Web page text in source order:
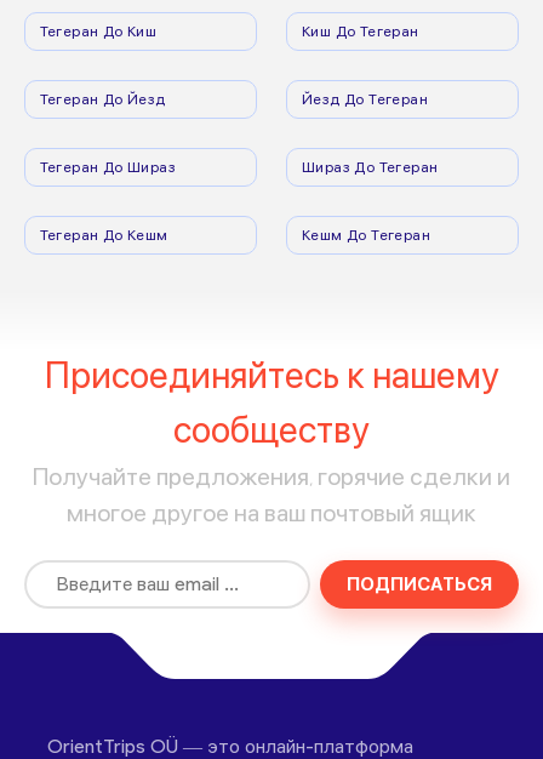
Тегеран До Киш Киш До Тегеран
Тегеран До Йезд Йезд До Тегеран
Тегеран До Шираз Шираз До Тегеран
Тегеран До Кешм Кешм До Тегеран
Присоединяйтесь к нашему
сообществу
Получайте предложения, горячие сделки и
многое другое на ваш почтовый ящик
ПОДПИСАТЬСЯ
OrientTrips OÜ — это онлайн-платформа